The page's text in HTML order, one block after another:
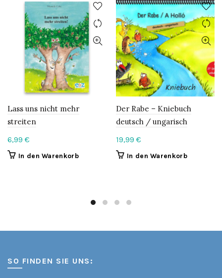
Lass uns nicht mehr
streiten
6,99 €
In den Warenkorb
Der Rabe – Kniebuch
deutsch / ungarisch
19,99 €
In den Warenkorb
SO FINDEN SIE UNS: